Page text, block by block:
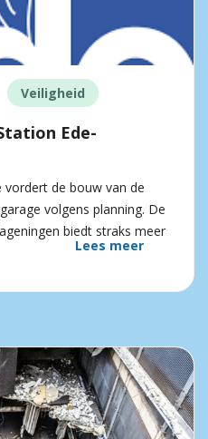
Veiligheid
Ede-
vordert de bouw van de
volgens planning. De
biedt straks meer
Lees meer